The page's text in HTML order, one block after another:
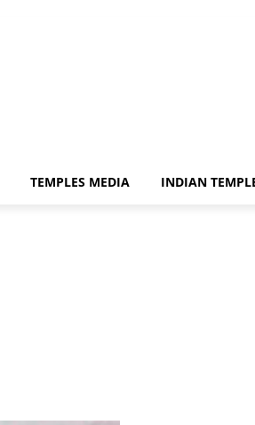
TEMPLES MEDIA INDIAN